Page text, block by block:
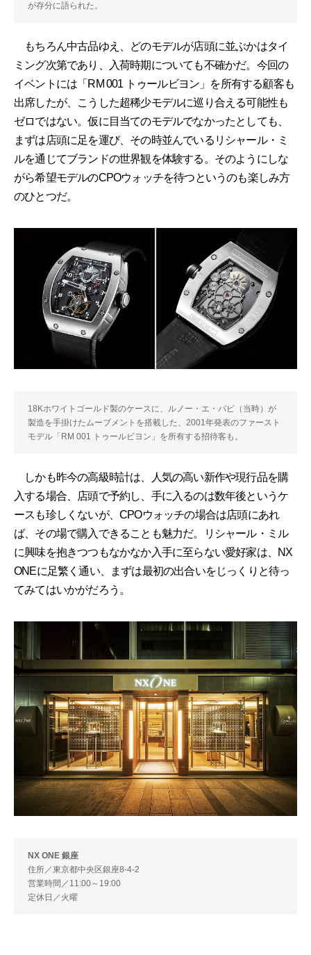
が存分に語られた。
もちろん中古品ゆえ、どのモデルが店頭に並ぶかはタイ
ミング次第であり、入荷時期についても不確かだ。今回の
イベントには「RM 001 トゥールビヨン」を所有する顧客も
出席したが、こうした超稀少モデルに巡り合える可能性も
ゼロではない。仮に目当てのモデルでなかったとしても、
まずは店頭に足を運び、その時並んでいるリシャール・ミ
ルを通じてブランドの世界観を体験する。そのようにしな
がら希望モデルのCPOウォッチを待つというのも楽しみ方
のひとつだ。
18Kホワイトゴールド製のケースに、ルノー・エ・パピ（当時）が
製造を手掛けたムーブメントを搭載した、2001年発表のファースト
モデル「RM 001 トゥールビヨン」を所有する招待客も。
しかも昨今の高級時計は、人気の高い新作や現行品を購
入する場合、店頭で予約し、手に入るのは数年後というケ
ースも珍しくないが、CPOウォッチの場合は店頭にあれ
ば、その場で購入できることも魅力だ。リシャール・ミル
に興味を抱きつつもなかなか入手に至らない愛好家は、NX
ONEに足繁く通い、まずは最初の出合いをじっくりと待っ
てみてはいかがだろう。
NX ONE 銀座
住所／東京都中央区銀座8-4-2
営業時間／11:00～19:00
定休日／火曜